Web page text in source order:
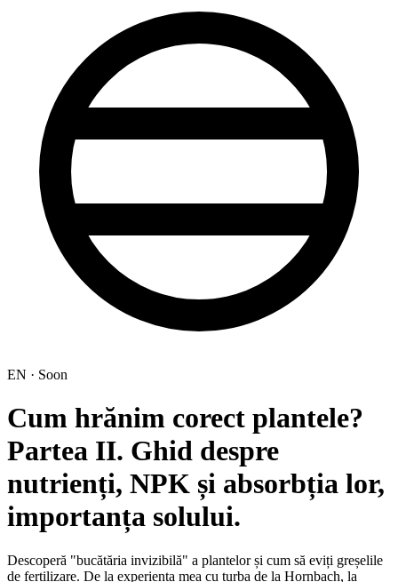
EN · Soon
Cum hrănim corect plantele?
Partea II. Ghid despre
nutrienți, NPK și absorbția lor,
importanța solului.
Descoperă "bucătăria invizibilă" a plantelor și cum să eviți greșelile
de fertilizare. De la experiența mea cu turba de la Hornbach, la